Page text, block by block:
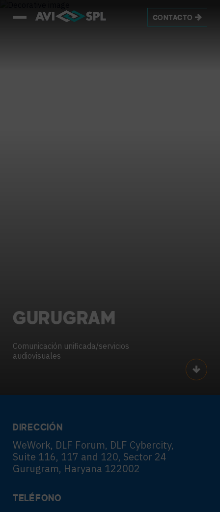
CONTACTO
GURUGRAM
Comunicación unificada/servicios
audiovisuales
Scroll
DIRECCIÓN
WeWork, DLF Forum, DLF Cybercity,
Suite 116, 117 and 120, Sector 24
Gurugram, Haryana 122002
TELÉFONO